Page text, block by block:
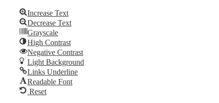
Skip to content
toolbar
Increase Text
Decrease Text
Grayscale
High Contrast
Negative Contrast
Light Background
Links Underline
Readable Font
Reset